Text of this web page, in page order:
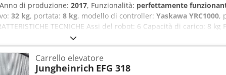
di produzione: 2017, Funzionalità: perfettamente
32 kg, portata: 8 kg, modello di controller: Yaskawa YRC1000,
TECNICHE Assi del robot: 6 Capacità di carico: 8
di controllo: Yaskawa YRC1000 Produttore del dispositivo di
Corrente di ingresso: 15 A Corrente massima di protezione da
Af Eokr Tipo di alimentatore: ERAR-1000-06VX8-E10
Yaskawa YRC1000
Carrello elevatore
Jungheinrich EFG 318